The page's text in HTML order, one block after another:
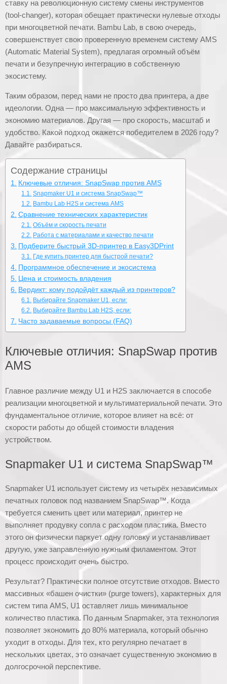
ставку на революционную систему смены инструментов
(tool-changer), которая обещает практически нулевые отходы
при многоцветной печати. Bambu Lab, в свою очередь,
совершенствует свою проверенную временем систему AMS
(Automatic Material System), предлагая огромный объём
печати и безупречную интеграцию в собственную
экосистему.
Таким образом, перед нами не просто два принтера, а две
идеологии. Одна — про максимальную эффективность и
экономию материалов. Другая — про скорость, масштаб и
удобство. Какой подход окажется победителем в 2026 году?
Давайте разбираться.
Содержание страницы
Ключевые отличия: SnapSwap против AMS
Snapmaker U1 и система SnapSwap™
Bambu Lab H2S и система AMS
Сравнение технических характеристик
Объём и скорость печати
Работа с материалами и качество печати
Подберите быстрый 3D-принтер в Easy3DPrint
Где купить принтер для быстрой печати?
Программное обеспечение и экосистема
Цена и стоимость владения
Вердикт: кому подойдёт каждый из принтеров?
Выбирайте Snapmaker U1, если:
Выбирайте Bambu Lab H2S, если:
Часто задаваемые вопросы (FAQ)
Ключевые отличия: SnapSwap против
AMS
Главное различие между U1 и H2S заключается в способе
реализации многоцветной и мультиматериальной печати. Это
фундаментальное отличие, которое влияет на всё: от
скорости работы до общей стоимости владения
устройством.
Snapmaker U1 и система SnapSwap™
Snapmaker U1 использует систему из четырёх независимых
печатных головок под названием SnapSwap™. Когда
требуется сменить цвет или материал, принтер не
выполняет продувку сопла с расходом пластика. Вместо
этого он физически паркует одну головку и устанавливает
другую, уже заправленную нужным филаментом. Этот
процесс происходит очень быстро.
Результат? Практически полное отсутствие отходов. Вместо
массивных «башен очистки» (purge towers), характерных для
систем типа AMS, U1 оставляет лишь минимальное
количество пластика. По данным Snapmaker, эта технология
позволяет экономить до 80% материала, который обычно
уходит в отходы. Для тех, кто регулярно печатает в
нескольких цветах, это означает существенную экономию в
долгосрочной перспективе.